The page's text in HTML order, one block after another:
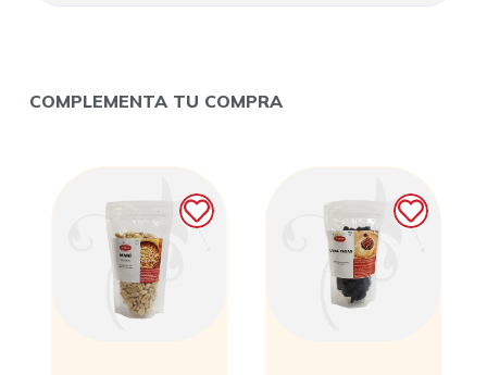
COMPLEMENTA TU COMPRA